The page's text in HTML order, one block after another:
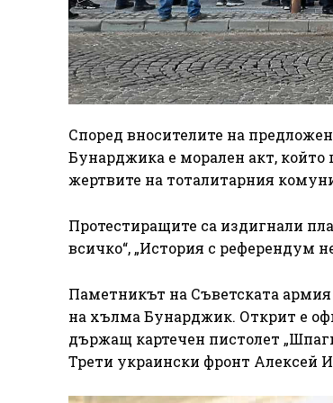
Според вносителите на
Бунарджика е морален акт, който
жертвите на тоталитарния
Протестиращите са издигнали
всичко“, „История с референдум
Паметникът на Съветската армия
на хълма Бунарджик. Открит е
държащ картечен пистолет
Трети украински фронт Алексей